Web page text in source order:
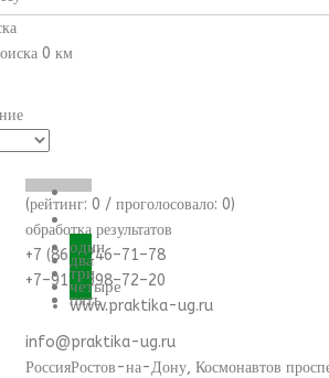
0 км
один
два
три
четыре
пять
(рейтинг: 0 / проголосовало: 0)
обработка результатов
+7 (863) 246–71–78
+7–918–598–72–20
www.praktika-ug.ru
info@praktika-ug.ru
РоссияРостов-на-Дону, Космонавтов